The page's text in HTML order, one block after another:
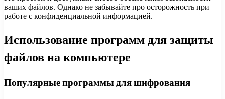
ваших файлов. Однако не забывайте про осторожность при
работе с конфиденциальной информацией.
Использование программ для защиты
файлов на компьютере
Популярные программы для шифрования